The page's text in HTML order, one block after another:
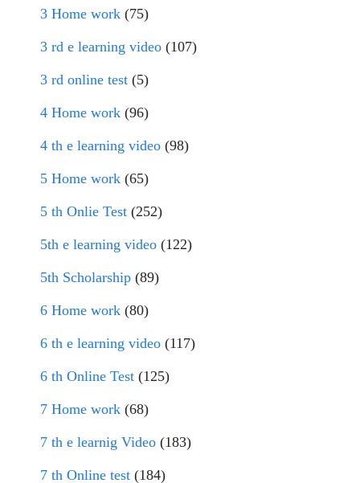
3 Home work (75)
3 rd e learning video (107)
3 rd online test (5)
4 Home work (96)
4 th e learning video (98)
5 Home work (65)
5 th Onlie Test (252)
5th e learning video (122)
5th Scholarship (89)
6 Home work (80)
6 th e learning video (117)
6 th Online Test (125)
7 Home work (68)
7 th e learnig Video (183)
7 th Online test (184)